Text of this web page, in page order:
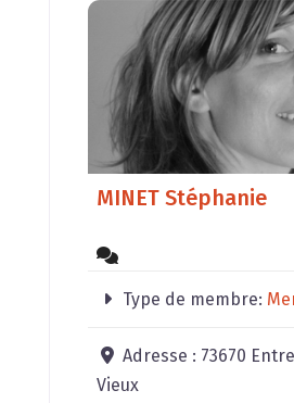
MINET Stéphanie
Type de membre:
Adresse : 73670
Vieux